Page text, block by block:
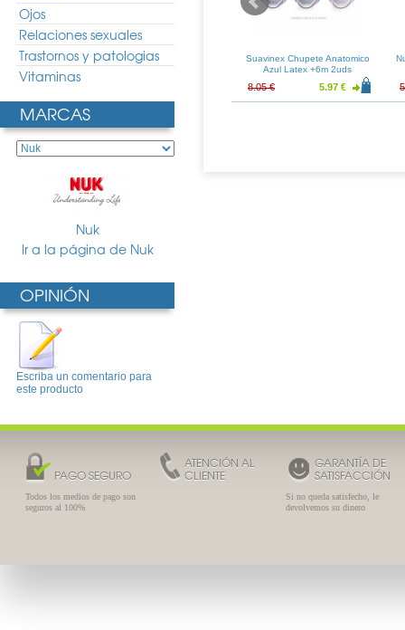
Ojos
Relaciones sexuales
Trastornos y patologias
Vitaminas
MARCAS
Nuk
Ir a la página de Nuk
OPINIÓN
Escriba un comentario para
este producto
Dia Latex T1
Sebamed Baby Leche
Corporal 400ml
Suavinex Chupete Anatomico
Azul Latex +6m 2uds
8.05 € 5.97 €
PAGO SEGURO
Todos los medios de pago son
seguros al 100%
ATENCIÓN AL
CLIENTE
GARANTÍA DE
SATISFACCIÓN
Si no queda satisfecho, le
devolvemos su dinero